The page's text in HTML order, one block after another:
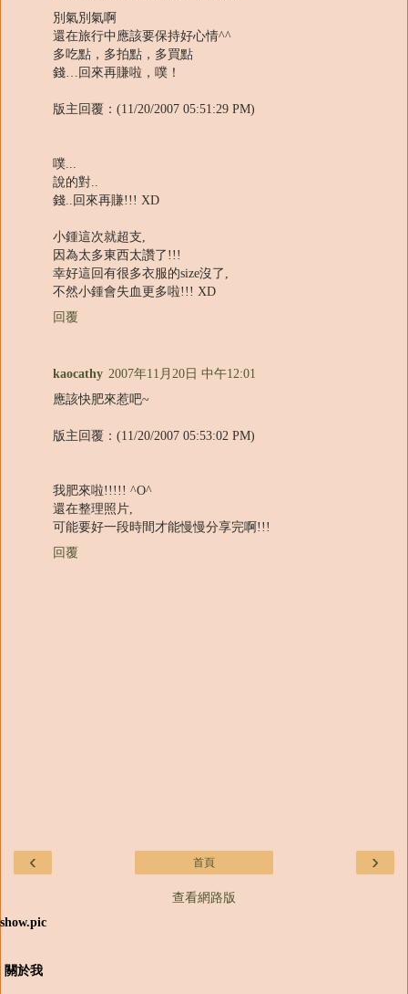
別氣別氣啊
還在旅行中應該要保持好心情^^
多吃點，多拍點，多買點
錢…回來再賺啦，噗！
版主回覆：(11/20/2007 05:51:29 PM)
噗...
說的對..
錢..回來再賺!!! XD
小鍾這次就超支,
因為太多東西太讚了!!!
幸好這回有很多衣服的size沒了,
不然小鍾會失血更多啦!!! XD
回覆
kaocathy 2007年11月20日 中午12:01
應該快肥來惹吧~
版主回覆：(11/20/2007 05:53:02 PM)
我肥來啦!!!!! ^O^
還在整理照片,
可能要好一段時間才能慢慢分享完啊!!!
回覆
‹ ›
首頁
查看網路版
show.pic
關於我